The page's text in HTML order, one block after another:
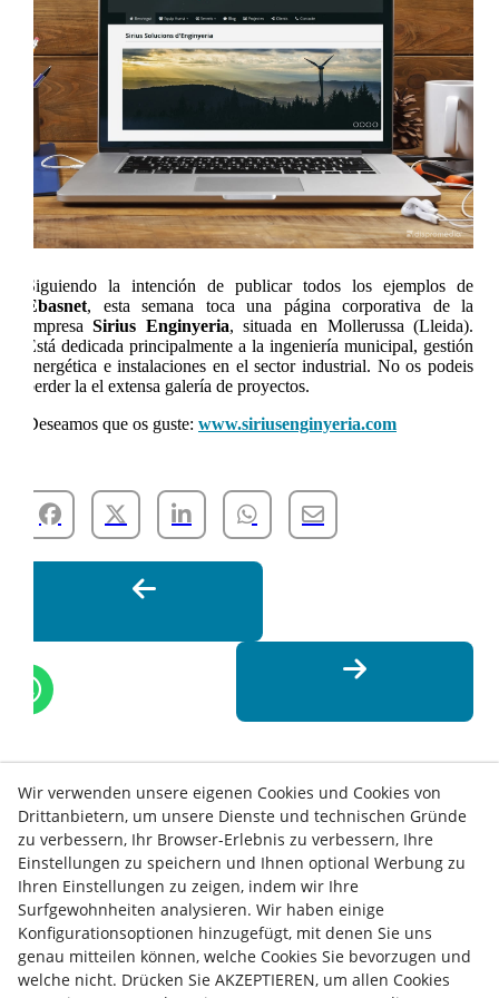
Siguiendo la intención de publicar todos los ejemplos de
Ebasnet, esta semana toca una página corporativa de la
empresaSirius Enginyeria, situada en Mollerussa (Lleida).
Está dedicada principalmente a la ingeniería municipal, gestión
energética e instalaciones en el sector industrial. No os podeis
perder la el extensa galería de proyectos.
Deseamos que os guste: www.siriusenginyeria.com
Kontakt
Wir verwenden unsere eigenen Cookies und Cookies von
Drittanbietern, um unsere Dienste und technischen Gründe
zu verbessern, Ihr Browser-Erlebnis zu verbessern, Ihre
Einstellungen zu speichern und Ihnen optional Werbung zu
Ihren Einstellungen zu zeigen, indem wir Ihre
Surfgewohnheiten analysieren. Wir haben einige
Konfigurationsoptionen hinzugefügt, mit denen Sie uns
genau mitteilen können, welche Cookies Sie bevorzugen und
welche nicht. Drücken Sie AKZEPTIEREN, um allen Cookies